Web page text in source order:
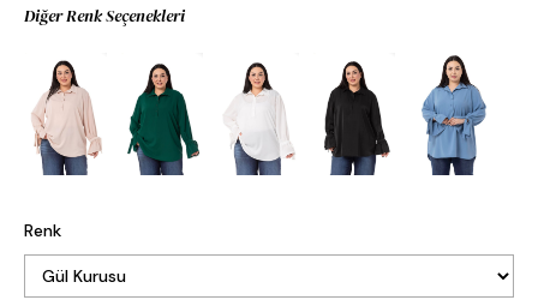
Diğer Renk Seçenekleri
Renk